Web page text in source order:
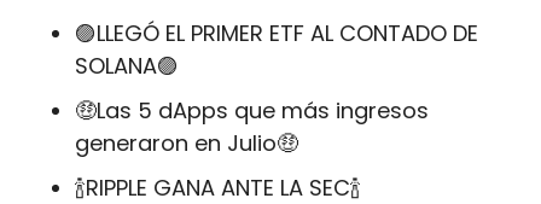
🟣LLEGÓ EL PRIMER ETF AL CONTADO DE
SOLANA🟣
🤑Las 5 dApps que más ingresos
generaron en Julio🤑
🍾RIPPLE GANA ANTE LA SEC🍾